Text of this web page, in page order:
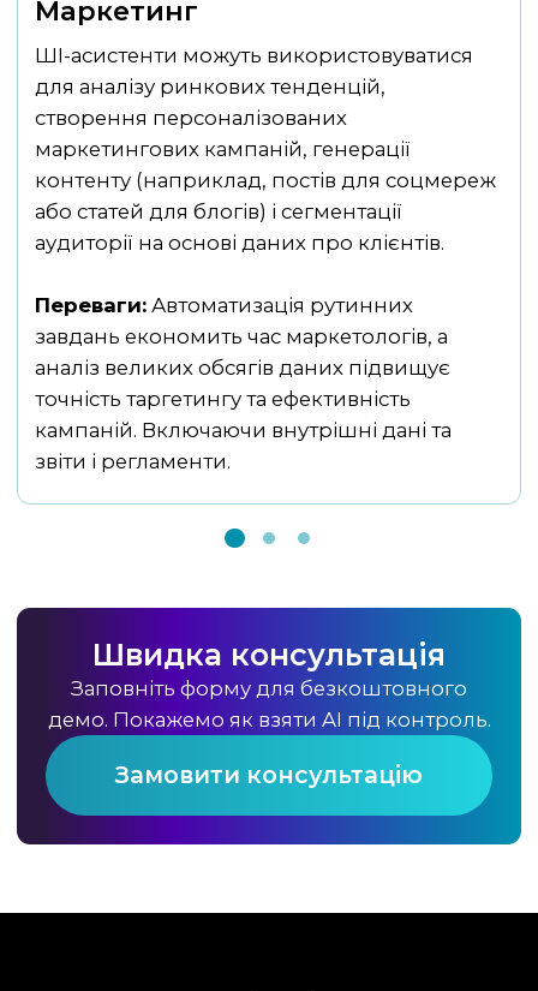
Маркетинг
ШІ-асистенти можуть використовуватися
для аналізу ринкових тенденцій,
створення персоналізованих
маркетингових кампаній, генерації
контенту (наприклад, постів для соцмереж
або статей для блогів) і сегментації
аудиторії на основі даних про клієнтів.
Переваги: Автоматизація рутинних
завдань економить час маркетологів, а
аналіз великих обсягів даних підвищує
точність таргетингу та ефективність
кампаній. Включаючи внутрішні дані та
звіти і регламенти.
АІ-асистенти можуть автоматизувати
процес адаптації нових співробітників:
надавати персоналізовані інструкції,
відповідати на питання, допомагати з
оформленням документів і планувати
перші завдання.
зниження навантаження на HR-фахівців і
можливість збирати зворотний зв’язок для
поліпшення процесу.
АІ-асистенти здатні розробляти
індивідуальні навчальні програми,
надавати доступ до матеріалів, проводити
тестування і відстежувати прогрес
співробітників.
Переваги:Персоналізований підхід
даних допомагає оптимізувати програми.
Швидка консультація
Заповніть форму для безкоштовного
демо. Покажемо як взяти AI під контроль.
Замовити консультацію